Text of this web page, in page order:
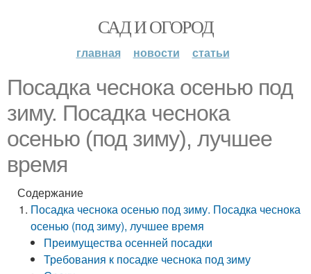
САД И ОГОРОД
главная новости статьи
Посадка чеснока осенью под
зиму. Посадка чеснока
осенью (под зиму), лучшее
время
Содержание
Посадка чеснока осенью под зиму. Посадка чеснока
осенью (под зиму), лучшее время
Преимущества осенней посадки
Требования к посадке чеснока под зиму